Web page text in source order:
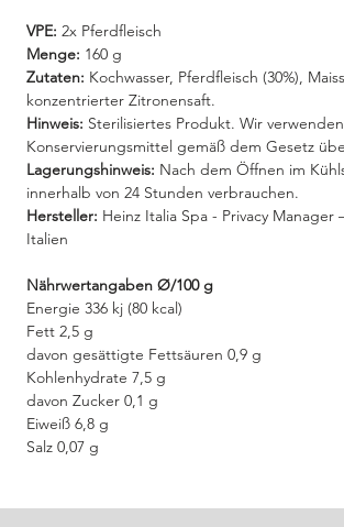
VPE: 2x Pferdfleisch
Menge: 160 g
Zutaten: Kochwasser, Pferdfleisch (30%),
konzentrierter Zitronensaft.
Hinweis: Sterilisiertes Produkt. Wir
Konservierungsmittel gemäß dem Gesetz
Lagerungshinweis: Nach dem Öffnen im
innerhalb von 24 Stunden verbrauchen.
Hersteller: Heinz Italia Spa - Privacy Manager
Italien
Nährwertangaben Ø/100 g
Energie 336 kj (80 kcal)
Fett 2,5 g
davon gesättigte Fettsäuren 0,9 g
Kohlenhydrate 7,5 g
davon Zucker 0,1 g
Eiweiß 6,8 g
Salz 0,07 g